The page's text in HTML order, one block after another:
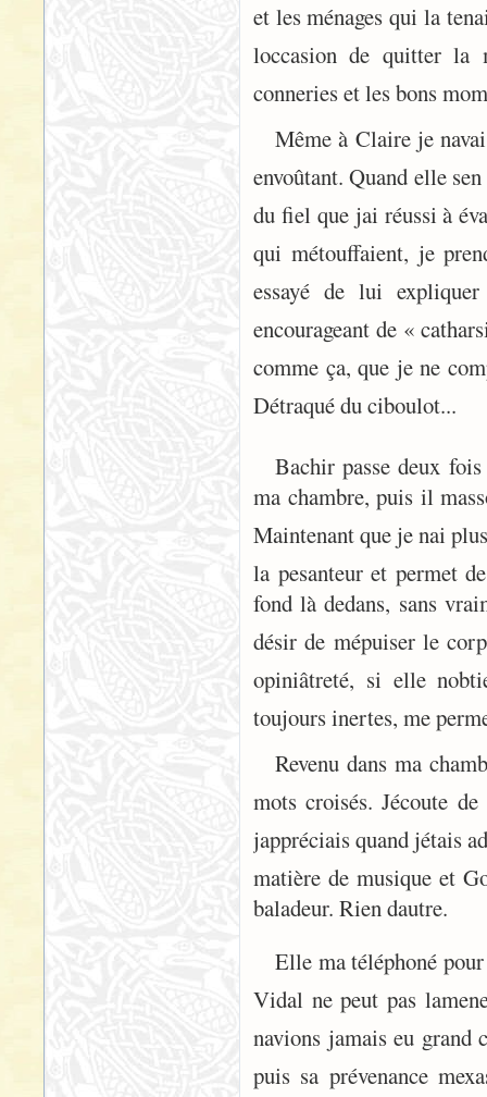
et les ménages qui la
loccasion de quitter
conneries et les bons
Même à Claire je
envoûtant. Quand elle
du fiel que jai réussi à
qui métouffaient, je
essayé de lui
encourageant de «
comme ça, que je ne
Détraqué du ciboulot...
Bachir passe deux
ma chambre, puis il
Maintenant que je nai
la pesanteur et permet
fond là dedans, sans
désir de mépuiser le
opiniâtreté, si elle
toujours inertes, me
Revenu dans ma
mots croisés. Jécoute
jappréciais quand jétais
matière de musique et
baladeur. Rien dautre.
Elle ma téléphoné
Vidal ne peut pas
navions jamais eu
puis sa prévenance